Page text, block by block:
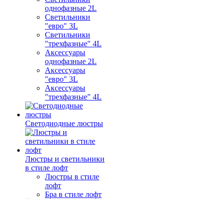
однофазные 2L
Светильники
"евро" 3L
Светильники
"трехфазные" 4L
Аксессуары
однофазные 2L
Аксессуары
"евро" 3L
Аксессуары
"трехфазные" 4L
Светодиодные люстры
Люстры и светильники
в стиле лофт
Люстры в стиле
лофт
Бра в стиле лофт